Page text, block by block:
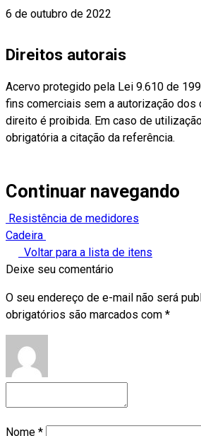
6 de outubro de 2022
Direitos autorais
Acervo protegido pela Lei 9.610 de
fins comerciais sem a autorização
direito é proibida. Em caso de
obrigatória a citação da referência.
Continuar navegando
Resistência de medidores
Cadeira
Voltar para a lista de itens
Deixe seu comentário
O seu endereço de e-mail não será
obrigatórios são marcados com *
Nome *